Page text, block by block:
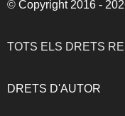
© Copyright 2016 -
TOTS ELS DRETS
DRETS D'AUTOR